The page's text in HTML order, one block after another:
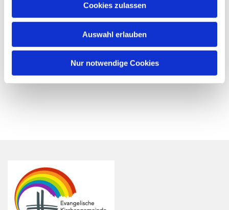
Cookies zulassen
Auswahl erlauben
Nur notwendige Cookies